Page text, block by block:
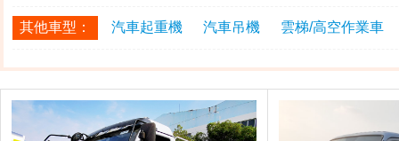
其他車型： 汽車起重機 汽車吊機 雲梯/高空作業車